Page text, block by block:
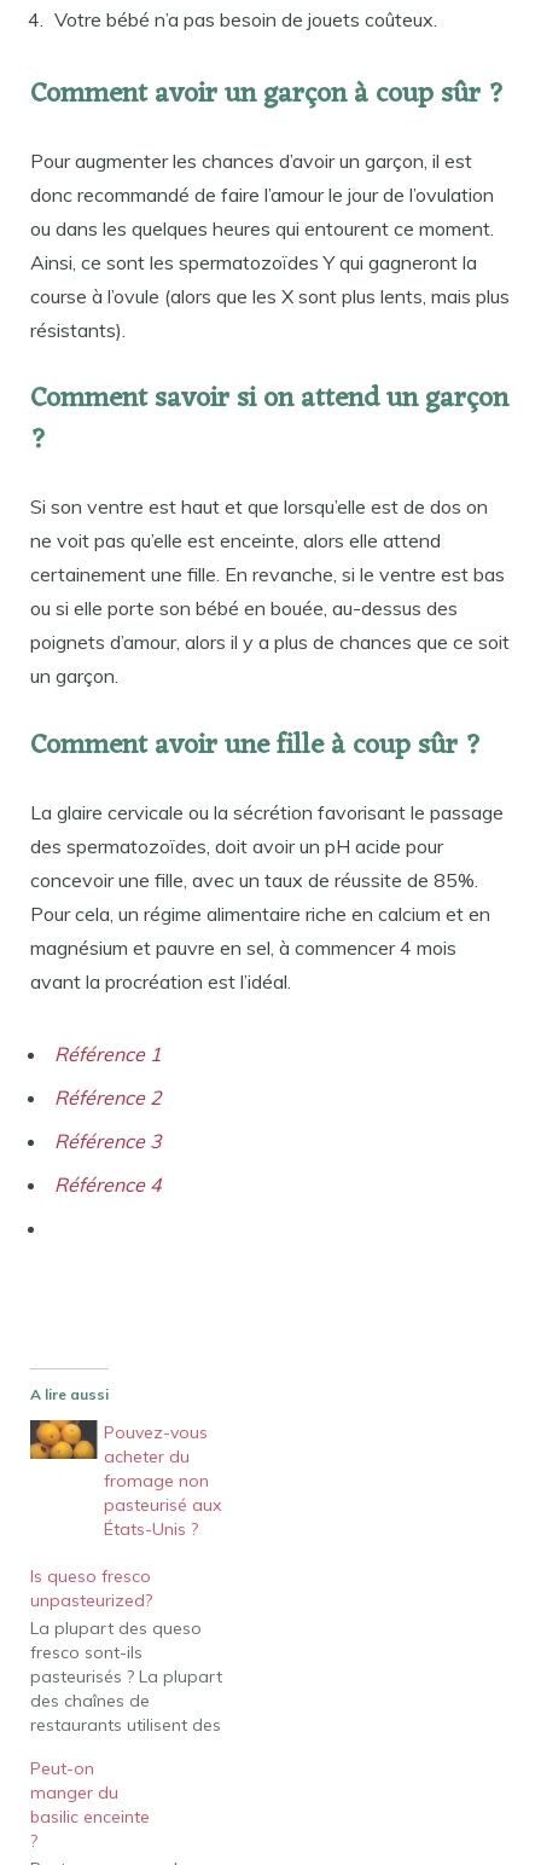
Votre bébé n’a pas besoin de jouets coûteux.
Comment avoir un garçon à coup sûr ?
Pour augmenter les chances d’avoir un garçon, il est
donc recommandé de faire l’amour le jour de l’ovulation
ou dans les quelques heures qui entourent ce moment.
Ainsi, ce sont les spermatozoïdes Y qui gagneront la
course à l’ovule (alors que les X sont plus lents, mais plus
résistants).
Comment savoir si on attend un garçon
?
Si son ventre est haut et que lorsqu’elle est de dos on
ne voit pas qu’elle est enceinte, alors elle attend
certainement une fille. En revanche, si le ventre est bas
ou si elle porte son bébé en bouée, au-dessus des
poignets d’amour, alors il y a plus de chances que ce soit
un garçon.
Comment avoir une fille à coup sûr ?
La glaire cervicale ou la sécrétion favorisant le passage
des spermatozoïdes, doit avoir un pH acide pour
concevoir une fille, avec un taux de réussite de 85%.
Pour cela, un régime alimentaire riche en calcium et en
magnésium et pauvre en sel, à commencer 4 mois
avant la procréation est l’idéal.
Référence 1
Référence 2
Référence 3
Référence 4
A lire aussi
Pouvez-vous
acheter du
fromage non
pasteurisé aux
États-Unis ?
Is queso fresco
unpasteurized?
La plupart des queso
fresco sont-ils
pasteurisés ? La plupart
des chaînes de
restaurants utilisent des
qu'il s'agisse de queso
fresco, de queso de
Oaxaca (le fromage qui
ressemble un peu à une
Peut-on
manger du
basilic enceinte
?